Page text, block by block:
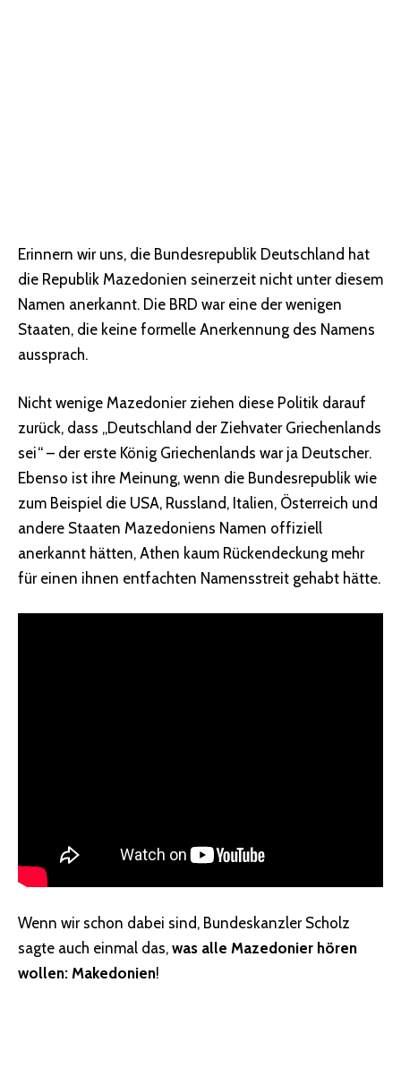
Erinnern wir uns, die Bundesrepublik Deutschland hat
die Republik Mazedonien seinerzeit nicht unter diesem
Namen anerkannt. Die BRD war eine der wenigen
Staaten, die keine formelle Anerkennung des Namens
aussprach.
Nicht wenige Mazedonier ziehen diese Politik darauf
zurück, dass „Deutschland der Ziehvater Griechenlands
sei“ – der erste König Griechenlands war ja Deutscher.
Ebenso ist ihre Meinung, wenn die Bundesrepublik wie
zum Beispiel die USA, Russland, Italien, Österreich und
andere Staaten Mazedoniens Namen offiziell
anerkannt hätten, Athen kaum Rückendeckung mehr
für einen ihnen entfachten Namensstreit gehabt hätte.
Wenn wir schon dabei sind, Bundeskanzler Scholz
sagte auch einmal das, was alle Mazedonier hören
wollen: Makedonien!